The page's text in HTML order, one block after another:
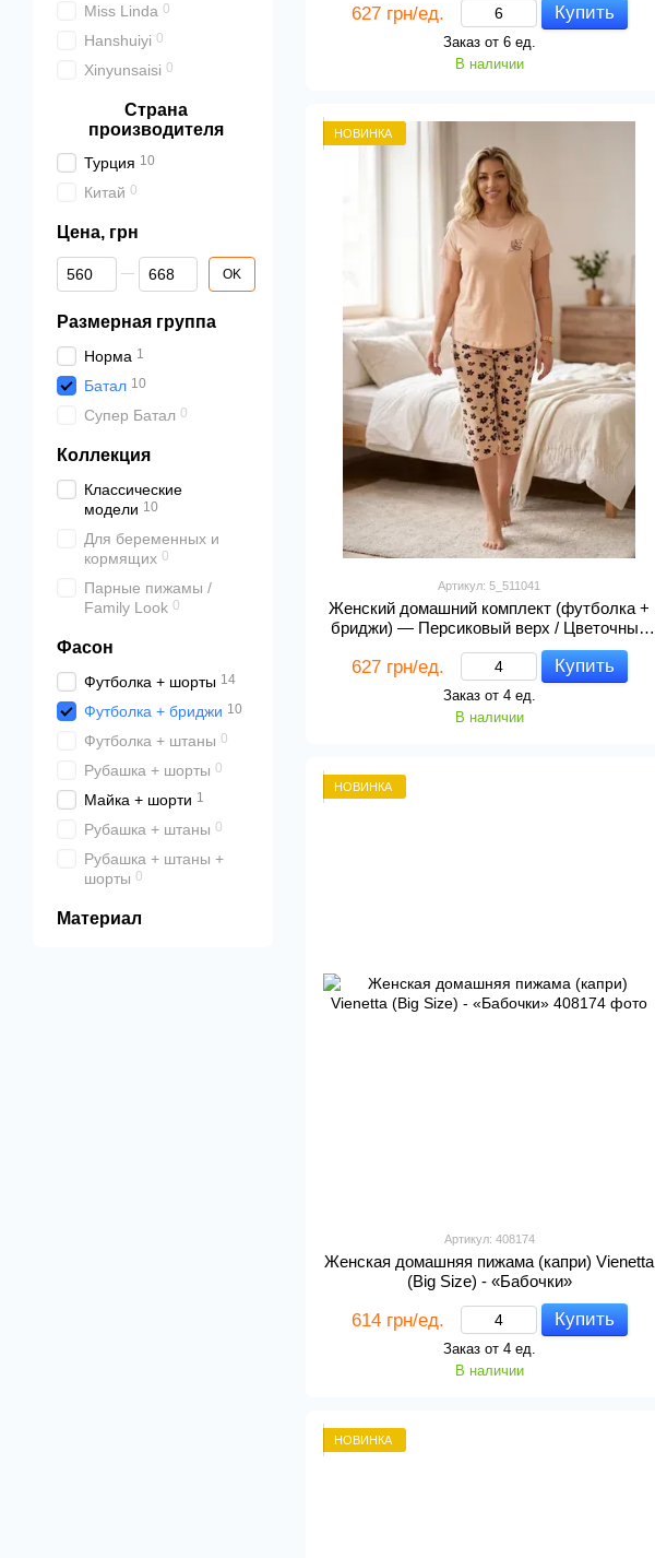
627 грн/ед. Купить
Заказ от 6 ед.
В наличии
НОВИНКА
Артикул: 5_511041
Женский домашний комплект (футболка +
бриджи) — Персиковый верх / Цветочный
627 грн/ед. Купить
Заказ от 4 ед.
В наличии
НОВИНКА
Артикул: 408174
Женская домашняя пижама (капри) Vienetta
(Big Size) - «Бабочки»
614 грн/ед. Купить
Заказ от 4 ед.
В наличии
НОВИНКА
Miss Linda 0
Hanshuiyi 0
Xinyunsaisi 0
Страна
производителя
Турция 10
Китай 0
Цена, грн
От Цена, грн
До Цена, грн OK
Размерная группа
Норма 1
Батал 10
Супер Батал 0
Коллекция
Классические
модели 10
Для беременных и
кормящих 0
Парные пижамы /
Family Look 0
Фасон
Футболка + шорты 14
Футболка + бриджи 10
Футболка + штаны 0
Рубашка + шорты 0
Майка + шорти 1
Рубашка + штаны 0
Рубашка + штаны +
шорты 0
Материал